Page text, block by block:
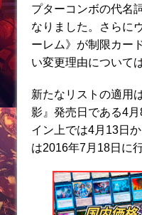
プターコンボの代名
なりました。さらに
ーレム》が制限カー
い変更理由について
新たなリストの適用
影』発売日である4
イン上では4月13日
は2016年7月18日に